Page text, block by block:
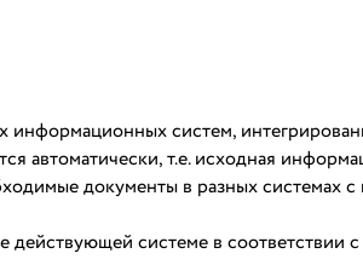
информационных систем,
автоматически, т.е. исходная
документы в разных системах
действующей системе в соответствии